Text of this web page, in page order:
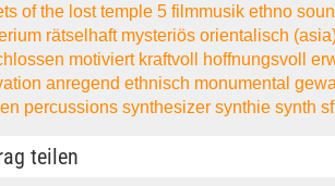
of the lost temple 5filmmusikethno
rätselhaft mysteriösorientalisch
motiviert kraftvoll hoffnungsvoll
anregendethnisch monumental
percussionssynthesizersynthiesynth
teilen